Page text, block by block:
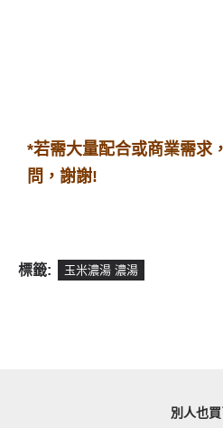
*若需大量配合或商業需求
問，謝謝!
標籤: 玉米濃湯 濃湯
別人也買